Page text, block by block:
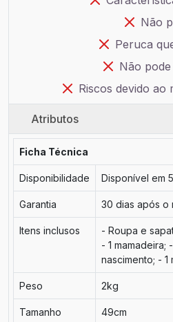
Não
Peruca
Não
Riscos devido ao
Atributos
Ficha Técnica
Disponibilidade Disponível em
Garantia 30 dias após o
Itens inclusos
- Roupa e
- 1 mamadeira;
nascimento; - 1
Peso 2kg
Tamanho 49cm